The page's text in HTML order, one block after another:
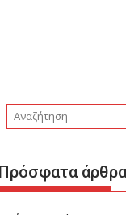
Πρόσφατα άρθρα